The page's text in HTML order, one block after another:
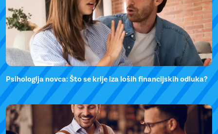
Psihologija novca: Što se krije iza loših financijskih odluka?